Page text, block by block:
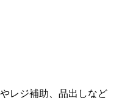
レジ補助、品出しなど